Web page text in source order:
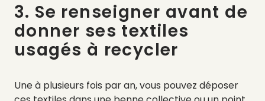
3. Se renseigner avant de
donner ses textiles
usagés à recycler
Une à plusieurs fois par an, vous pouvez déposer